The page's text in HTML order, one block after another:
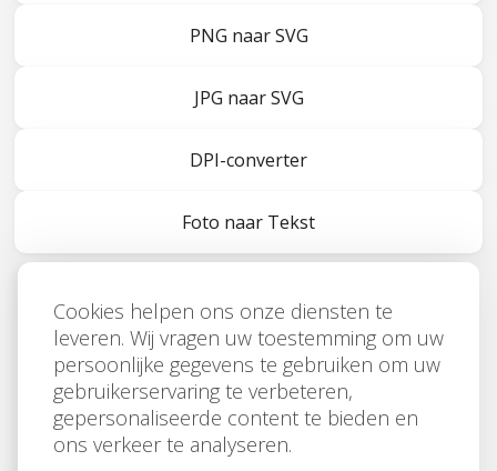
Cookies helpen ons onze diensten te
leveren. Wij vragen uw toestemming om uw
persoonlijke gegevens te gebruiken om uw
gebruikerservaring te verbeteren,
gepersonaliseerde content te bieden en
ons verkeer te analyseren.
PNG naar SVG
JPG naar SVG
DPI-converter
Foto naar Tekst